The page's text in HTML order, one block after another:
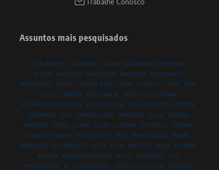
Trabalhe Conosco
Assuntos mais pesquisados
8 DE JANEIRO ACADEMIA AFFAIR
ALEXANDRE DE MORAES
ANISTIA
ANÁPOLIS APARECIDA BARROSO
BOLSONARO
BOMBEIROS
BRASIL CHARLIE KIRK CLIMA COMIDA COP30
CPMI
CRISE
CÂMARA DIPLOMACIA DIREITA
ECONOMIA
EDUARDO BOLSONARO
ELEIÇÕES 2026 ELISA DA SAÚDE
ESPORTE
ESQUERDA
EUA FAIXA DE GAZA FAMOSOS FELCA
FESTIVAL
FRAUDES
GOIAS GOIÁS GOIÁS GOIÂNIA GOVERNO
GUERRA
HAMAS
HOMEM HUGO MOTTA INSS INVESTIGAÇÃO
ISRAEL
LIBERDADE DE EXPRESSÃO
LOOK LULA MADURO MILEI
MORAES
MORRE
NIKOLAS FERREIRA NOVO OPERAÇÃO
PCC
PERSEGUIÇÃO
PL POLARIZAÇÃO POLITICA POLITÍCA
POLÊMICA